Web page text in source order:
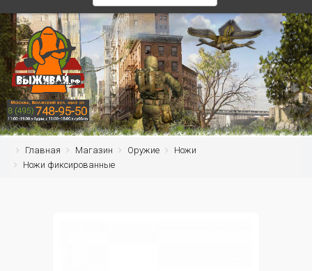
Главная Магазин Оружие
Ножи
Ножи фиксированные